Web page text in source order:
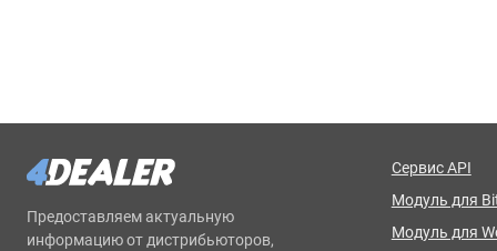
Предоставляем актуальную
информацию от дистрибьюторов,
Сервис API
Модуль для
Модуль для